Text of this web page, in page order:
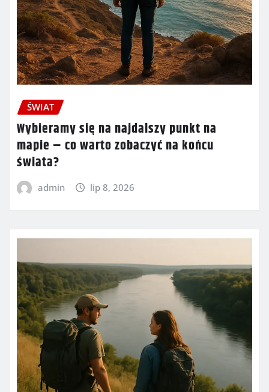
ŚWIAT
Wybieramy się na najdalszy punkt na
mapie – co warto zobaczyć na końcu
świata?
admin lip 8, 2026